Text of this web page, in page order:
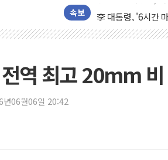
속보
李 대통령, '6시간
트럼프, 中 겨냥 폴
이란와이어 "이란
남동발전, 해남군
황희 '폐버스 청년
폭염 누그러지고
사우디·튀르키예·
전역 최고 20mm 비
년06월06일 20:42